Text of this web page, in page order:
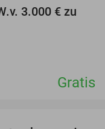
3.000 € zu
Gratis